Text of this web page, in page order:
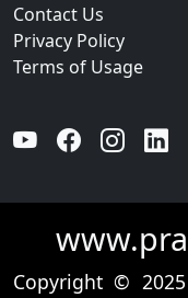
Contact Us
Privacy Policy
Terms of Usage
YouTube Facebook Instagram
Copyright ©